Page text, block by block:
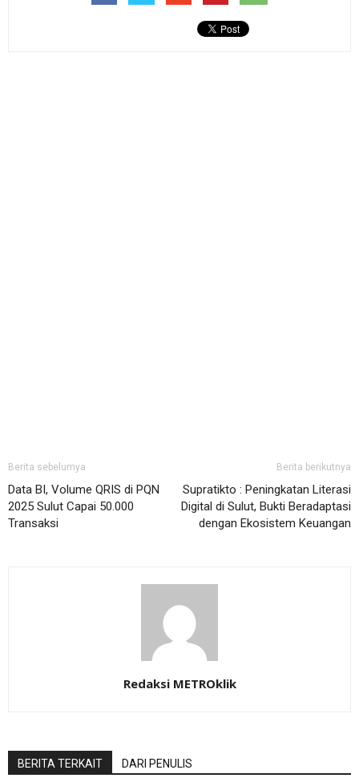
Berita sebelumya
Data BI, Volume QRIS di PQN
2025 Sulut Capai 50.000
Transaksi
Berita berikutnya
Supratikto : Peningkatan Literasi
Digital di Sulut, Bukti Beradaptasi
dengan Ekosistem Keuangan
Redaksi METROklik
BERITA TERKAIT DARI PENULIS